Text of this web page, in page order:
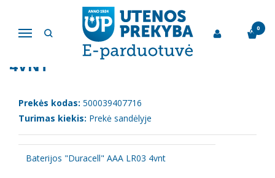
Navigacija
0
Kitos prekės Baterijos "Duracell" AAA LR03 4vnt
BATERIJOS "DURACELL" AAA LR03
4VNT
Prekės kodas: 500039407716
Turimas kiekis: Prekė sandėlyje
Baterijos "Duracell" AAA LR03 4vnt